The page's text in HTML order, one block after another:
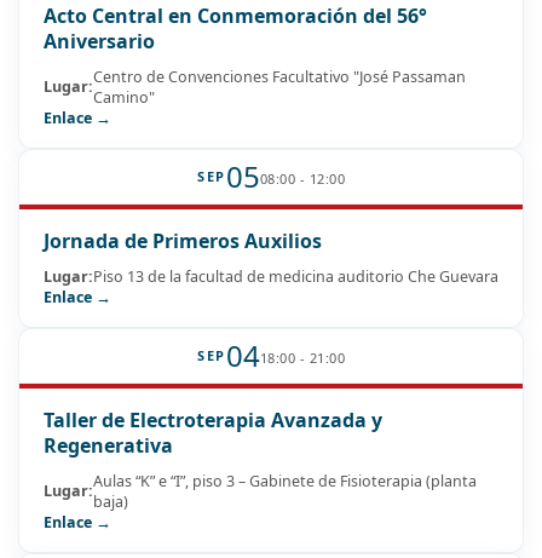
Acto Central en Conmemoración del 56°
Aniversario
Lugar:Centro de Convenciones Facultativo "José Passaman
Camino"
Enlace →
SEP 0508:00 - 12:00
Jornada de Primeros Auxilios
Lugar:Piso 13 de la facultad de medicina auditorio Che Guevara
Enlace →
SEP 0418:00 - 21:00
Taller de Electroterapia Avanzada y
Regenerativa
Lugar:Aulas “K” e “I”, piso 3 – Gabinete de Fisioterapia (planta
baja)
Enlace →